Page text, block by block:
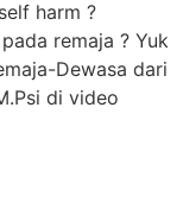
harm ?
remaja ? Yuk
Dewasa dari
di video